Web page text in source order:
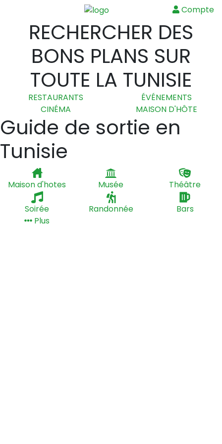
Compte
RECHERCHER DES
BONS PLANS SUR
TOUTE LA TUNISIE
RESTAURANTS
ÉVÉNEMENTS
CINÉMA
MAISON D'HÔTE
Guide de sortie en
Tunisie
Maison d'hotes Musée Théâtre
Soirée Randonnée
Bars
Plus